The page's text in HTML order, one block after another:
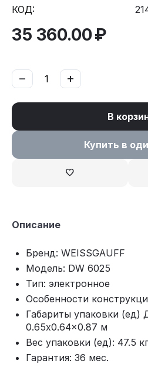
КОД:
35 360.00₽
+
−
В
Купить в
Описание
Бренд: WEISSGAUFF
Модель: DW 6025
Тип: электронное
Особенности
Габариты упаковки (ед)
0.65x0.64x0.87 м
Вес упаковки (ед): 47.5 кг
Гарантия: 36 мес.